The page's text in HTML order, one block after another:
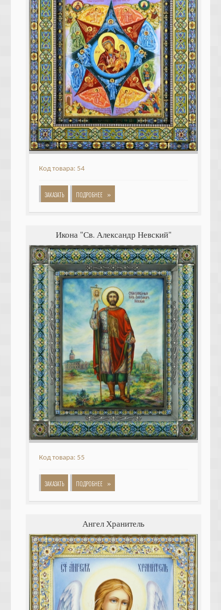
Код товара: 54
ЗАКАЗАТЬ ПОДРОБНЕЕ »
Икона "Св. Александр Невский"
Код товара: 55
ЗАКАЗАТЬ ПОДРОБНЕЕ »
Ангел Хранитель